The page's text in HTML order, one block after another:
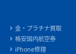
金・プラチナ買取
格安国内航空券
iPhone修理